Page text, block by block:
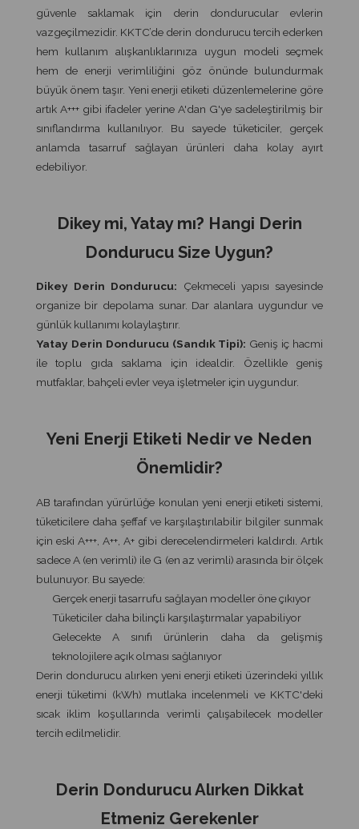
güvenle saklamak için derin dondurucular evlerin
vazgeçilmezidir. KKTC’de derin dondurucu tercih ederken
hem kullanım alışkanlıklarınıza uygun modeli seçmek
hem de enerji verimliliğini göz önünde bulundurmak
büyük önem taşır. Yeni enerji etiketi düzenlemelerine göre
artık A+++ gibi ifadeler yerine A'dan G'ye sadeleştirilmiş bir
sınıflandırma kullanılıyor. Bu sayede tüketiciler, gerçek
anlamda tasarruf sağlayan ürünleri daha kolay ayırt
edebiliyor.
Dikey mi, Yatay mı? Hangi Derin
Dondurucu Size Uygun?
Dikey Derin Dondurucu: Çekmeceli yapısı sayesinde
organize bir depolama sunar. Dar alanlara uygundur ve
günlük kullanımı kolaylaştırır.
Yatay Derin Dondurucu (Sandık Tipi): Geniş iç hacmi
ile toplu gıda saklama için idealdir. Özellikle geniş
mutfaklar, bahçeli evler veya işletmeler için uygundur.
Yeni Enerji Etiketi Nedir ve Neden
Önemlidir?
AB tarafından yürürlüğe konulan yeni enerji etiketi sistemi,
tüketicilere daha şeffaf ve karşılaştırılabilir bilgiler sunmak
için eski A+++, A++, A+ gibi derecelendirmeleri kaldırdı. Artık
sadece A (en verimli) ile G (en az verimli) arasında bir ölçek
bulunuyor. Bu sayede:
Gerçek enerji tasarrufu sağlayan modeller öne çıkıyor
Tüketiciler daha bilinçli karşılaştırmalar yapabiliyor
Gelecekte A sınıfı ürünlerin daha da gelişmiş
teknolojilere açık olması sağlanıyor
Derin dondurucu alırken yeni enerji etiketi üzerindeki yıllık
enerji tüketimi (kWh) mutlaka incelenmeli ve KKTC'deki
sıcak iklim koşullarında verimli çalışabilecek modeller
tercih edilmelidir.
Derin Dondurucu Alırken Dikkat
Etmeniz Gerekenler